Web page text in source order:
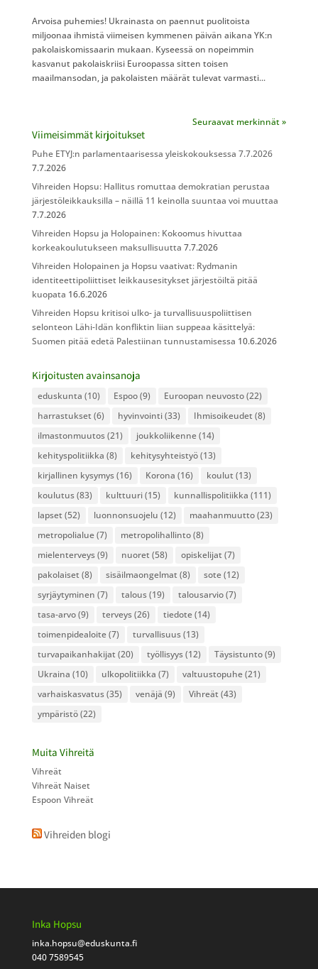
Arvoisa puhemies! Ukrainasta on paennut puolitoista
miljoonaa ihmistä viimeisen kymmenen päivän aikana YK:n
pakolaiskomissaarin mukaan. Kyseessä on nopeimmin
kasvanut pakolaiskriisi Euroopassa sitten toisen
maailmansodan, ja pakolaisten määrät tulevat varmasti...
Seuraavat merkinnät »
Viimeisimmät kirjoitukset
Puhe ETYJ:n parlamentaarisessa yleiskokouksessa 7.7.2026
7.7.2026
Vihreiden Hopsu: Hallitus romuttaa demokratian perustaa
järjestöleikkauksilla – näillä 11 keinolla suuntaa voi muuttaa
7.7.2026
Vihreiden Hopsu ja Holopainen: Kokoomus hivuttaa
korkeakoulutukseen maksullisuutta 7.7.2026
Vihreiden Holopainen ja Hopsu vaativat: Rydmanin
identiteettipoliittiset leikkausesitykset järjestöiltä pitää
kuopata 16.6.2026
Vihreiden Hopsu kritisoi ulko- ja turvallisuuspoliittisen
selonteon Lähi-Idän konfliktin liian suppeaa käsittelyä:
Suomen pitää edetä Palestiinan tunnustamisessa 10.6.2026
Kirjoitusten avainsanoja
eduskunta (10) Espoo(9) Euroopan neuvosto(22)
harrastukset (6) hyvinvointi(33) Ihmisoikeudet (8)
ilmastonmuutos(21) joukkoliikenne(14)
kehityspolitiikka (8) kehitysyhteistyö(13)
kirjallinen kysymys(16) Korona (16) koulut (13)
koulutus(83) kulttuuri(15) kunnallispolitiikka (111)
lapset (52) luonnonsuojelu (12) maahanmuutto(23)
metropolialue(7) metropolihallinto(8)
mielenterveys(9) nuoret (58) opiskelijat (7)
pakolaiset (8) sisäilmaongelmat (8) sote(12)
syrjäytyminen (7) talous(19) talousarvio(7)
tasa-arvo(9) terveys(26) tiedote(14)
toimenpidealoite(7) turvallisuus(13)
turvapaikanhakijat (20) työllisyys(12) Täysistunto(9)
Ukraina (10) ulkopolitiikka (7) valtuustopuhe(21)
varhaiskasvatus(35) venäjä (9) Vihreät (43)
ympäristö(22)
Muita Vihreitä
Vihreät
Vihreät Naiset
Espoon Vihreät
Vihreiden blogi
Inka Hopsu
inka.hopsu@eduskunta.fi
040 7589545